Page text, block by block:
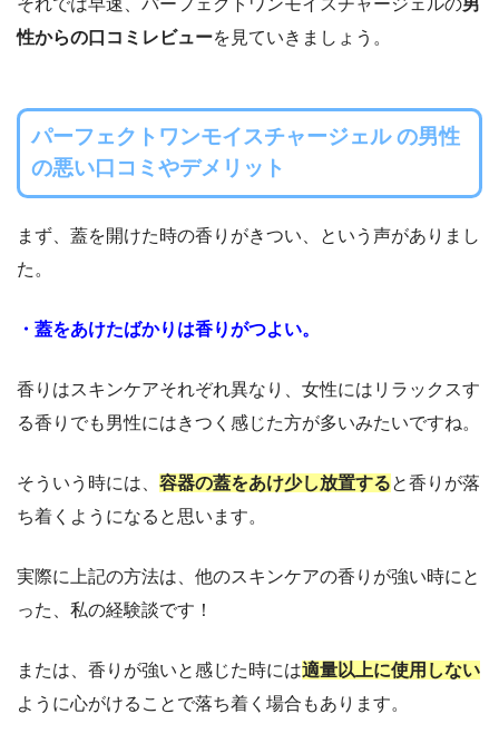
性からの口コミレビューを見ていきましょう。
パーフェクトワンモイスチャージェルの男性
の悪い口コミやデメリット
まず、蓋を開けた時の香りがきつい、という声がありまし
た。
・蓋をあけたばかりは香りがつよい。
香りはスキンケアそれぞれ異なり、女性にはリラックスす
る香りでも男性にはきつく感じた方が多いみたいですね。
そういう時には、 容器の蓋をあけ少し放置すると香りが落
ち着くようになると思います。
実際に上記の方法は、他のスキンケアの香りが強い時にと
った、私の経験談です！
または、香りが強いと感じた時には適量以上に使用しない
ように心がけることで落ち着く場合もあります。